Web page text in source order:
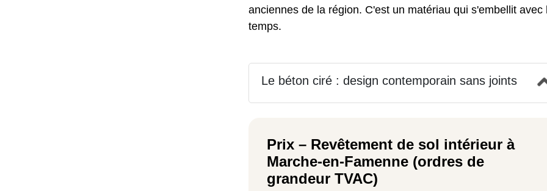
anciennes de la région. C'est un matériau qui s'embellit avec
temps.
Le béton ciré : design contemporain sans joints
Prix – Revêtement de sol intérieur à
Marche-en-Famenne (ordres de
grandeur TVAC)